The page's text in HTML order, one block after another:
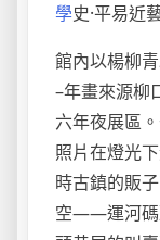
學史·平易近
館內以楊柳
–年畫來源柳
六年夜展區
照片在燈光
時古鎮的販子
空——運河碼